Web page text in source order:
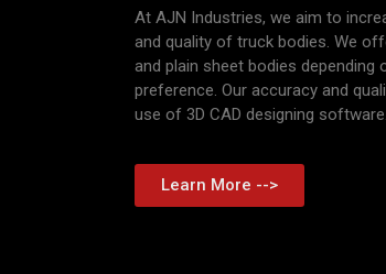
At AJN Industries, we aim to
and quality of truck bodies. We
and plain sheet bodies depending
preference. Our accuracy and
use of 3D CAD designing software.
Learn More -->